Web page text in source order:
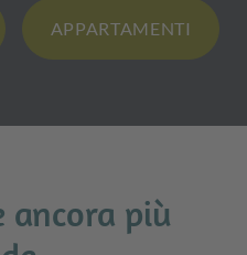
APPARTAMENTI
ancora più